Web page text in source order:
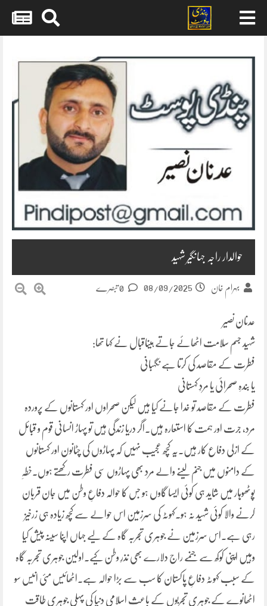
content
حوالدار راجہ جہانگیر شہید
بہرام خان 08/09/2025
عدنان نصیر
شہید جسم سلامت اٹھائے جاتے ہیںاقبال نے کہا تھا:
فطرت کے مقاصد کی کرتا ہے نگہبانی
یا بندہِ صحرائی یا مردِ کہستانی
فطرت کے مقاصد تو خدا جانے کیا ہیں لیکن صحراوں اور کہستانوں کے پروردہ
مرد، جرت اور ہمت کا استعارہ ہیں۔اگر دریا زندگی ہیں تو پہاڑ انسانی قوم و قبائل
کے ازلی دفاع کار ہیں۔یہ کچھ عجیب نہیں کہ پہاڑوں کی چٹانون اور کہستانوں
کے دامنوں میں جنم لینے والے مرد بھی پہاڑوں سی فطرت رکھتے ہوں۔خطہِ
پوٹھوہار میں شاید ہی کوئی ایسا گاوں ہو جس کا حوالہ دفاعِ وطن میں جان قربان
کرنے والا کوئی شہید نہ ہو۔کہوٹہ کی سرزمین اس حوالے سے کچھ زیادہ ہی زرخیز
رہی ہے۔اس سرزمین نے جوہری تجربہ گاہ کے لیے جہاں اپنا سینہ پیش کیا
وہیں اپنی کوکھ سے جنمے راج دلارے بھی نذرِ وطن کیے۔اولین جوہری تجربہ گاہ
کے سبب کہوٹہ دفاعِ پاکستان کا سب سے بڑا حوالہ ہے۔اٹھائیس مئی انیس سو
اٹھانوے کے جوہری تجربوں کے باعث اسلامی دنیا کی پہلی جوہری طاقت